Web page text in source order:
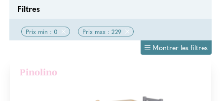
Filtres
Prix min : 0 Prix max : 229
Montrer les filtres
Pinolino